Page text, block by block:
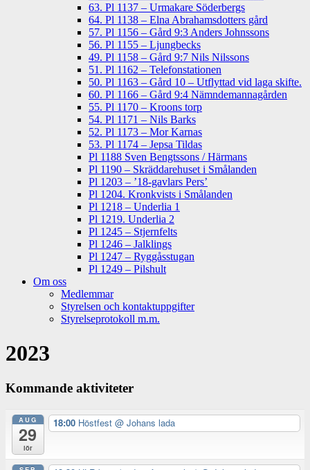
63. Pl 1137 – Urmakare Söderbergs
64. Pl 1138 – Elna Abrahamsdotters gård
57. Pl 1156 – Gård 9:3 Anders Johnssons
56. Pl 1155 – Ljungbecks
49. Pl 1158 – Gård 9:7 Nils Nilssons
51. Pl 1162 – Telefonstationen
50. Pl 1163 – Gård 10 – Utflyttad vid laga skifte.
60. Pl 1166 – Gård 9:4 Nämndemannagården
55. Pl 1170 – Kroons torp
54. Pl 1171 – Nils Barks
52. Pl 1173 – Mor Karnas
53. Pl 1174 – Jepsa Tildas
Pl 1188 Sven Bengtssons / Härmans
Pl 1190 – Skräddarehuset i Smålanden
Pl 1203 – ’18-gavlars Pers’
Pl 1204. Kronkvists i Smålanden
Pl 1218 – Underlia 1
Pl 1219. Underlia 2
Pl 1245 – Stjernfelts
Pl 1246 – Jalklings
Pl 1247 – Ryggåsstugan
Pl 1249 – Pilshult
Om oss
Medlemmar
Styrelsen och kontaktuppgifter
Styrelseprotokoll m.m.
2023
Kommande aktiviteter
AUG
29
lör
18:00 Höstfest @ Johans lada